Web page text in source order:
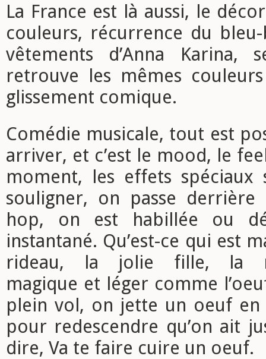
La France est là aussi, le
couleurs, récurrence du
vêtements d’Anna Karina,
retrouve les mêmes
glissement comique.
Comédie musicale, tout est
arriver, et c’est le mood, le
moment, les effets
souligner, on passe
hop, on est habillée ou
instantané. Qu’est-ce qui est
rideau, la jolie fille, la
magique et léger comme
plein vol, on jette un oeuf en
pour redescendre qu’on ait
dire, Va te faire cuire un oeuf.